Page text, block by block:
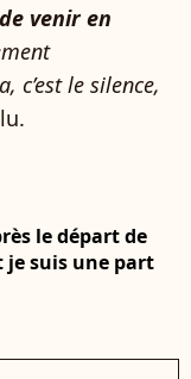
venir en
c’est le silence,
le départ de
je suis une part